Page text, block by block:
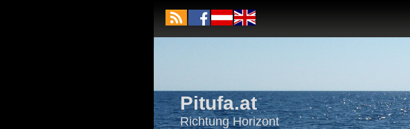
Pitufa.at
Richtung Horizont